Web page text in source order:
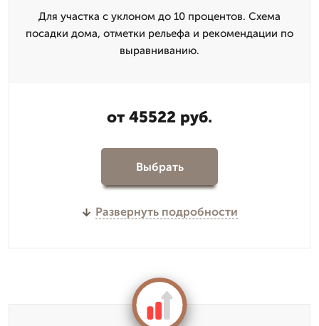
Для участка с уклоном до 10 процентов. Схема
посадки дома, отметки рельефа и рекомендации по
выравниванию.
от 45522 руб.
Выбрать
Развернуть подробности